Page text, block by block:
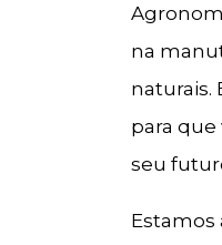
na
naturais.
para
seu
Estamos